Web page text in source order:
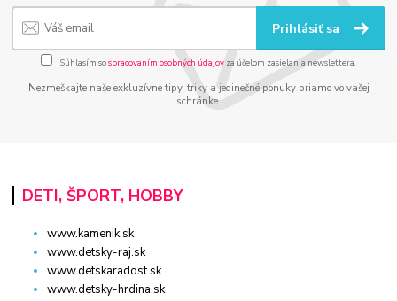
Prihlásiť sa
Súhlasím sospracovaním osobných údajov za účelom zasielania newslettera.
Nezmeškajte naše exkluzívne tipy, triky a jedinečné ponuky priamo vo vašej
schránke.
DETI, ŠPORT, HOBBY
www.kamenik.sk
www.detsky-raj.sk
www.detskaradost.sk
www.detsky-hrdina.sk